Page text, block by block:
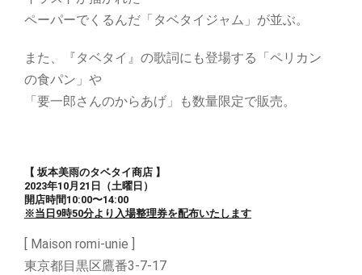
ペーパーでくるんだ「タベタイジャム」が並ぶ。
また、『タベタイ』の歌詞にも登場する「ペリカン
の食パン」や
「要一郎さんのからあげ」も数量限定で販売。
【 坂本美雨のタベタイ商店 】
2023年10月 21 日（土曜日）
開店時間 10:00〜14:00
※当日9時50分より入場整理券を配布いたします
[ Maison romi-unie ]
東京都目黒区鷹番3-7-17